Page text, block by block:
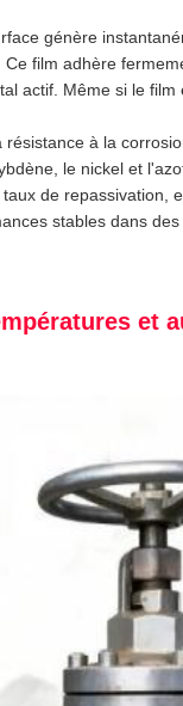
génère
film adhère
actif. Même si le film
à la
le nickel et
de repassivation,
stables dans
et